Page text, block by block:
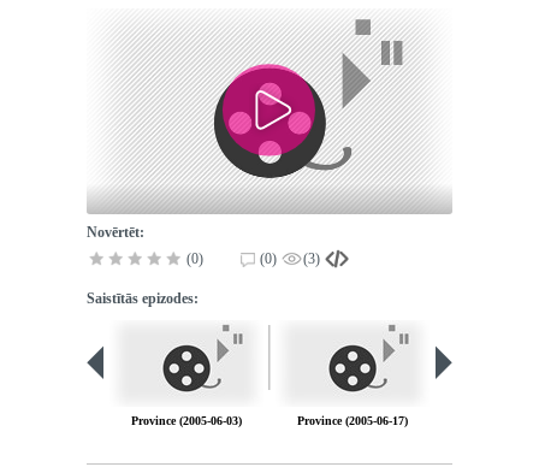
Novērtēt:
(0)
(0) (3)
Saistītās epizodes:
Province (2005-06-03) Province (2005-06-17)